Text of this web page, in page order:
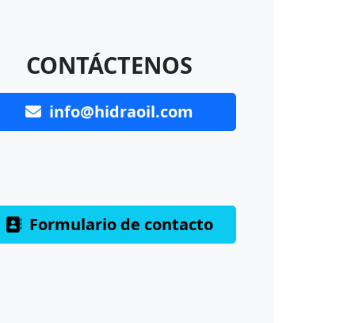
CONTÁCTENOS
info@hidraoil.com
Formulario de contacto